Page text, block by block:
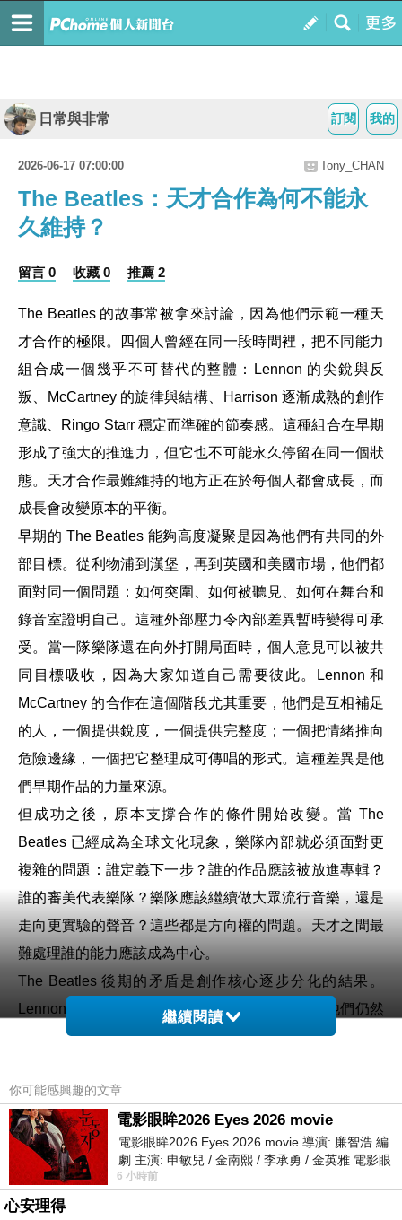
我的
訂閱
日常與非常
2026-06-17 07:00:00 Tony_CHAN
The Beatles：天才合作為何不能永
久維持？
留言 0 收藏 0 推薦 2
The Beatles 的故事常被拿來討論，因為他們示範一種天
才合作的極限。四個人曾經在同一段時間裡，把不同能力
組合成一個幾乎不可替代的整體：Lennon 的尖銳與反
叛、McCartney 的旋律與結構、Harrison 逐漸成熟的創作
意識、Ringo Starr 穩定而準確的節奏感。這種組合在早期
形成了強大的推進力，但它也不可能永久停留在同一個狀
態。天才合作最難維持的地方正在於每個人都會成長，而
成長會改變原本的平衡。
早期的 The Beatles 能夠高度凝聚是因為他們有共同的外
部目標。從利物浦到漢堡，再到英國和美國市場，他們都
面對同一個問題：如何突圍、如何被聽見、如何在舞台和
錄音室證明自己。這種外部壓力令內部差異暫時變得可承
受。當一隊樂隊還在向外打開局面時，個人意見可以被共
同目標吸收，因為大家知道自己需要彼此。Lennon 和
McCartney 的合作在這個階段尤其重要，他們是互相補足
的人，一個提供銳度，一個提供完整度；一個把情緒推向
危險邊緣，一個把它整理成可傳唱的形式。這種差異是他
們早期作品的力量來源。
但成功之後，原本支撐合作的條件開始改變。當 The
Beatles 已經成為全球文化現象，樂隊內部就必須面對更
複雜的問題：誰定義下一步？誰的作品應該被放進專輯？
誰的審美代表樂隊？樂隊應該繼續做大眾流行音樂，還是
走向更實驗的聲音？這些都是方向權的問題。天才之間最
難處理誰的能力應該成為中心。
The Beatles 後期的矛盾是創作核心逐步分化的結果。
Lennon 和 McCartney 最初可以共同署名，因為他們仍然
在一個相近的創作場域裡運作。但後來兩人的人生狀態、
完成度和製作秩序，Lennon 則越來越追求個人表達與情
緒真實。Harrison 也不再是年輕的結他手，他開始累積自
己的作品，卻常常感到在 Lennon-McCartney 的結構之下
沒有足夠空間。當一隊樂隊裡不只一個人想說話，而樂隊
這個容器又無法公平容納所有聲音，衝突就是結構問題。
繼續閱讀
你可能感興趣的文章
電影眼眸2026 Eyes 2026 movie
電影眼眸2026 Eyes 2026 movie 導演: 廉智浩 編
劇 主演: 申敏兒 / 金南熙 / 李承勇 / 金英雅 電影眼
眸2026描述攝影師徐珍因遺
6 小時前
心安理得